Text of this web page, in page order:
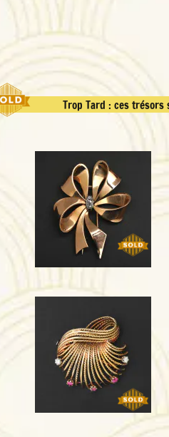
: ces trésors sont déjà vendus !